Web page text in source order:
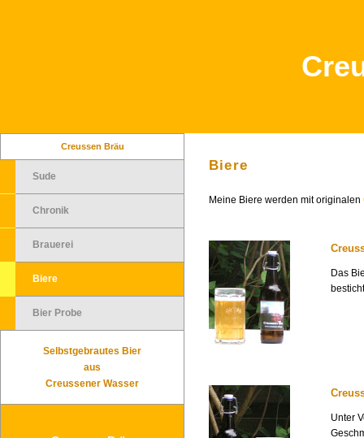
Biere
Meine Biere werden mit originalen
Das
Unter
Creussen Bräu
Sude
Chronik
Brauerei
Biere
Bier Probe
Selbstgebrautes Bier
aus
Creussener Wasser